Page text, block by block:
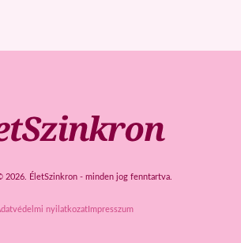
2026. ÉletSzinkron - minden jog fenntartva.
nyilatkozatImpresszum